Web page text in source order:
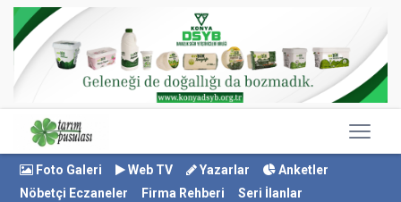
Foto Galeri Web TV Yazarlar
Anketler
Nöbetçi Eczaneler
Firma Rehberi
Seri İlanlar